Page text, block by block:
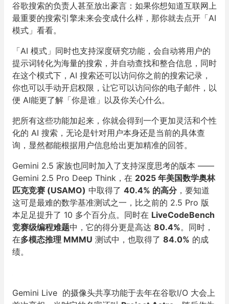
谷歌搜索的负责人甚至放出豪言：如果你想知道互联网上
最重要的搜索引擎未来会变成什么样，那你就去点开「AI
模式」看看。
「AI 模式」同时也支持深度研究功能，会自动将用户的
提示词转化为海量的搜索，并自动查找和整合信息，同时
在这个模式下，AI 搜索还可以访问你之前的搜索记录，
你也可以手动开启权限，让它可以访问你的电子邮件，以
便 AI能更了解「你是谁」以及你关心什么。
把所有这些功能加起来，你就会得到一个更加灵活和个性
化的 AI 搜索，无论是针对用户本身还是当前的具体查
询，显然都能根据用户信息给出更加精准的回答。
Gemini 2.5 家族也同时加入了支持深度思考的版本 ——
Gemini 2.5 Pro Deep Think，在 2025 年美国数学奥林
匹克竞赛 (USAMO) 中取得了 40.4% 的高分，要知道
这可是最难的数学基准测试之一，比之前的 2.5 Pro 版
本足足提升了 10 多个百分点。同时在 LiveCodeBench
竞赛级编程难题中，它的得分更是高达 80.4%。同时，
在多模态推理 MMMU 测试中，也取得了 84.0% 的成
绩。
Gemini Live 的摄像头共享功能于去年在谷歌I/O 大会上